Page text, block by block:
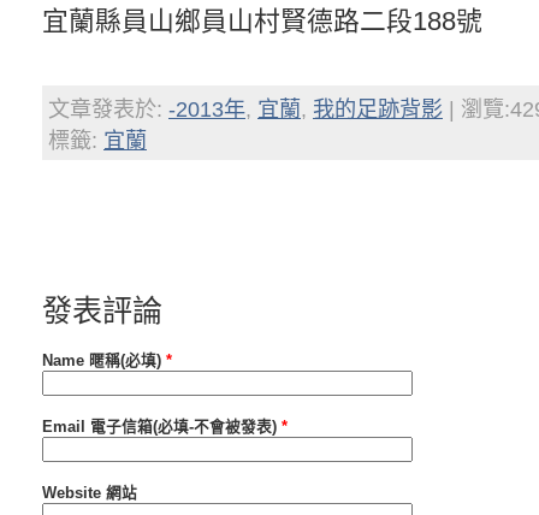
宜蘭縣員山鄉員山村賢德路二段188號
文章發表於: -2013年, 宜蘭, 我的足跡背影 | 瀏覽
標籤: 宜蘭
發表評論
Name 暱稱(必填) *
Email 電子信箱(必填-不會被發表) *
Website 網站